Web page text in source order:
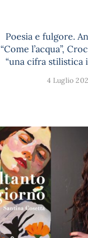
Poesia e fulgore.
“Come l’acqua”,
“una cifra stilistica
4 Luglio